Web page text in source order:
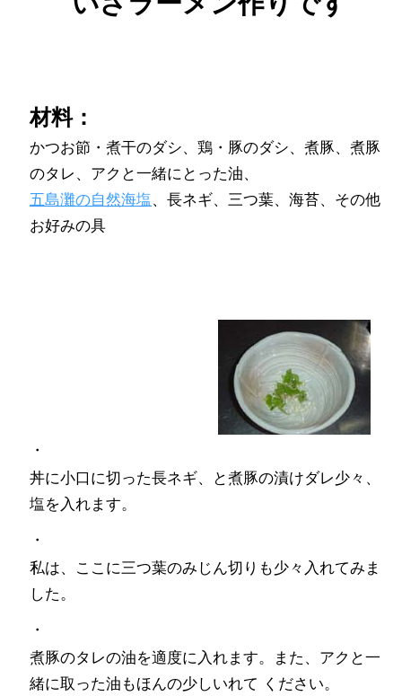
材料：
かつお節・煮干のダシ、鶏・豚のダシ、煮豚、煮豚
のタレ、アクと一緒にとった油、
五島灘の自然海塩、長ネギ、三つ葉、海苔、その他
お好みの具
・
丼に小口に切った長ネギ、と煮豚の漬けダレ少々、
塩を入れます。
・
私は、ここに三つ葉のみじん切りも少々入れてみま
した。
・
煮豚のタレの油を適度に入れます。また、アクと一
緒に取った油もほんの少しいれて ください。